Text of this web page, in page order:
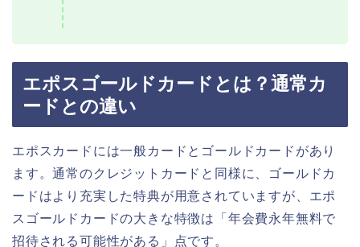
エポスゴールドカードとは？通常カ
ードとの違い
エポスカードには一般カードとゴールドカードがあり
ます。通常のクレジットカードと同様に、ゴールドカ
ードはより充実した特典が用意されていますが、エポ
スゴールドカードの大きな特徴は「年会費永年無料で
招待される可能性がある」点です。